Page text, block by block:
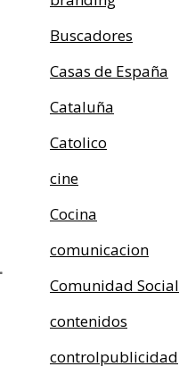
Buscadores
Casas de España
Cataluña
Catolico
cine
Cocina
comunicacion
Comunidad Social
contenidos
controlpublicidad